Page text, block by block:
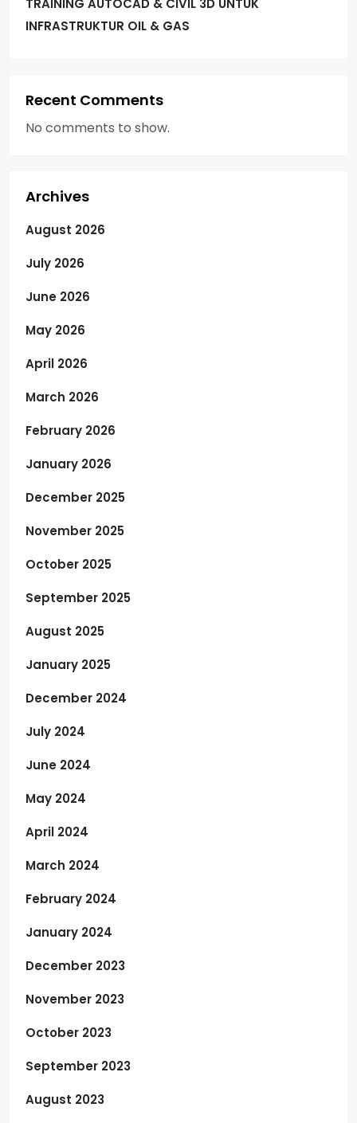
INFRASTRUKTUR OIL & GAS
Recent Comments
No comments to show.
Archives
August 2026
July 2026
June 2026
May 2026
April 2026
March 2026
February 2026
January 2026
December 2025
November 2025
October 2025
September 2025
August 2025
January 2025
December 2024
July 2024
June 2024
May 2024
April 2024
March 2024
February 2024
January 2024
December 2023
November 2023
October 2023
September 2023
August 2023